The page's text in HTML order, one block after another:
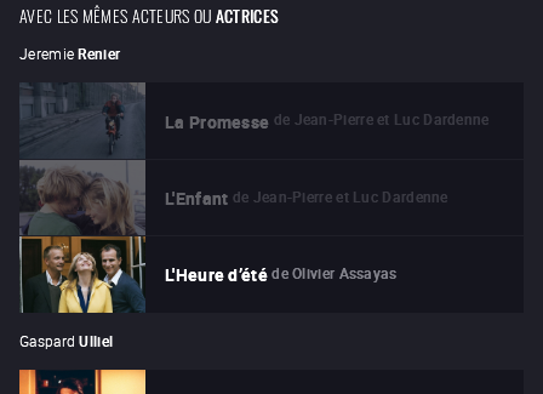
AVEC LES MÊMES ACTEURS OUACTRICES
Jeremie Renier
La Promesse de Jean-Pierre et Luc Dardenne
L'Enfant de Jean-Pierre et Luc Dardenne
L'Heure d’été de Olivier Assayas
Gaspard Ulliel